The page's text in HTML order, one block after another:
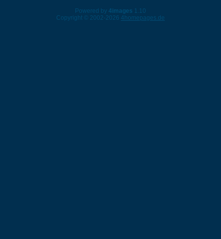
Powered by 4images 1.10
Copyright © 2002-2026 4homepages.de